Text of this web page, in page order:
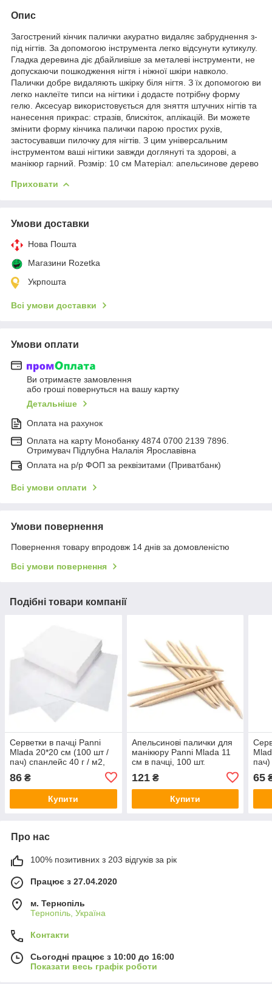
Опис
Загострений кінчик палички акуратно видаляє забруднення з-
під нігтів. За допомогою інструмента легко відсунути кутикулу.
Гладка деревина діє дбайливіше за металеві інструменти, не
допускаючи пошкодження нігтя і ніжної шкіри навколо.
Палички добре видаляють шкірку біля нігтя. З їх допомогою ви
легко наклеїте типси на нігтики і додасте потрібну форму
гелю. Аксесуар використовується для зняття штучних нігтів та
нанесення прикрас: стразів, блискіток, аплікацій. Ви можете
змінити форму кінчика палички парою простих рухів,
застосувавши пилочку для нігтів. З цим універсальним
інструментом ваші нігтики завжди доглянуті та здорові, а
манікюр гарний. Розмір: 10 см Матеріал: апельсинове дерево
Приховати
Умови доставки
Нова Пошта
Магазини Rozetka
Укрпошта
Всі умови доставки
Умови оплати
Ви отримаєте замовлення
або гроші повернуться на вашу картку
Детальніше
Оплата на рахунок
Оплата на карту Монобанку 4874 0700 2139 7896.
Отримувач Підлубна Налалія Ярославівна
Оплата на р/р ФОП за реквізитами (Приватбанк)
Всі умови оплати
Умови повернення
Повернення товару впродовж 14 днів за домовленістю
Всі умови повернення
Подібні товари компанії
Серветки в пачці Panni
Mlada 20*20 см (100 шт /
пач) спанлейс 40 г / м2,
86 ₴
Купити
Апельсинові палички для
манікюру Panni Mlada 11
см в пачці, 100 шт.
121₴
Купити
65
Про нас
100% позитивних з 203 відгуків за рік
Працює з 27.04.2020
м. Тернопіль
Тернопіль, Україна
Контакти
Сьогодні працює з 10:00 до 16:00
Показати весь графік роботи